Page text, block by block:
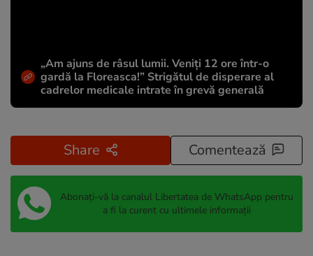
„Am ajuns de râsul lumii. Veniți 12 ore într-o
gardă la Floreasca!” Strigătul de disperare al
cadrelor medicale intrate în grevă generală
Share Comentează
Abonați-vă la canalul Libertatea de WhatsApp pentru
a fi la curent cu ultimele informații